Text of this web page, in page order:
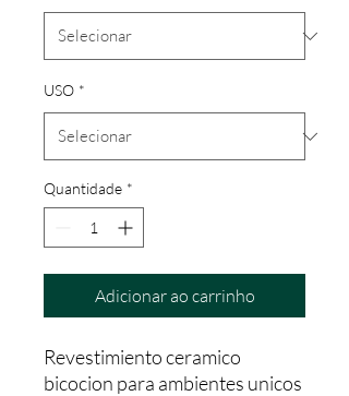
USO *
Quantidade *
Adicionar ao carrinho
Revestimiento ceramico
bicocion para ambientes unicos